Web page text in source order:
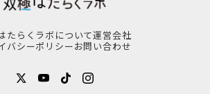
たらくラボについて運営会社
バシーポリシーお問い合わせ